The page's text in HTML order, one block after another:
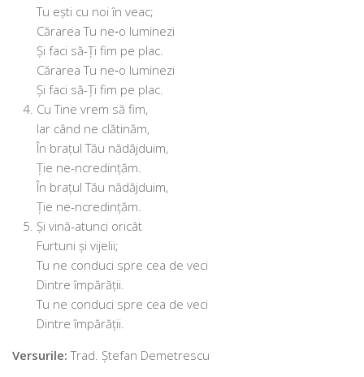
Tu ești cu noi în veac;
Cărarea Tu ne‑o luminezi
Și faci să-Ți fim pe plac.
Cărarea Tu ne‑o luminezi
Și faci să-Ți fim pe plac.
Cu Tine vrem să fim,
Iar când ne clătinăm,
În bra­țul Tău nădăjduim,
Ție ne-ncredințăm.
În bra­țul Tău nădăjduim,
Ție ne-ncredințăm.
Și vină-atunci oricât
Furtuni și vijelii;
Tu ne con­duci spre cea de veci
Dintre împărății.
Tu ne con­duci spre cea de veci
Dintre împărății.
Versurile: Trad. Ştefan Demetrescu